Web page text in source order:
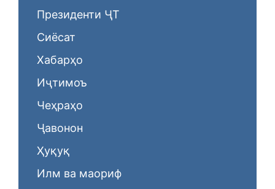
Президенти ҶТ
Сиёсат
Хабарҳо
Иҷтимоъ
Чеҳраҳо
Ҷавонон
Ҳуқуқ
Илм ва маориф